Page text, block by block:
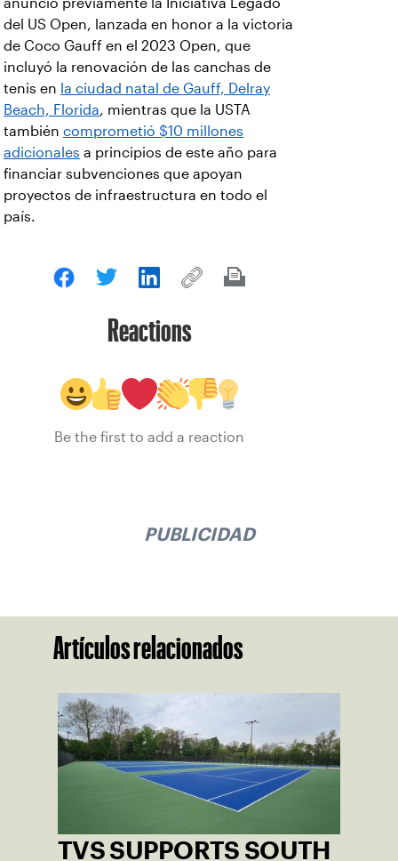
anunció previamente la Iniciativa Legado
del US Open, lanzada en honor a la victoria
de Coco Gauff en el 2023 Open, que
incluyó la renovación de las canchas de
tenis en la ciudad natal de Gauff, Delray
Beach, Florida, mientras que la USTA
también comprometió $10 millones
adicionales a principios de este año para
financiar subvenciones que apoyan
proyectos de infraestructura en todo el
país.
Reactions
Be the first to add a reaction
PUBLICIDAD
Artículos relacionados
TVS SUPPORTS SOUTH